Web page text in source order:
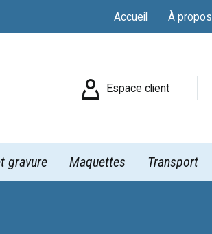
Accueil À propos
 Espace client
gravure Maquettes Transport